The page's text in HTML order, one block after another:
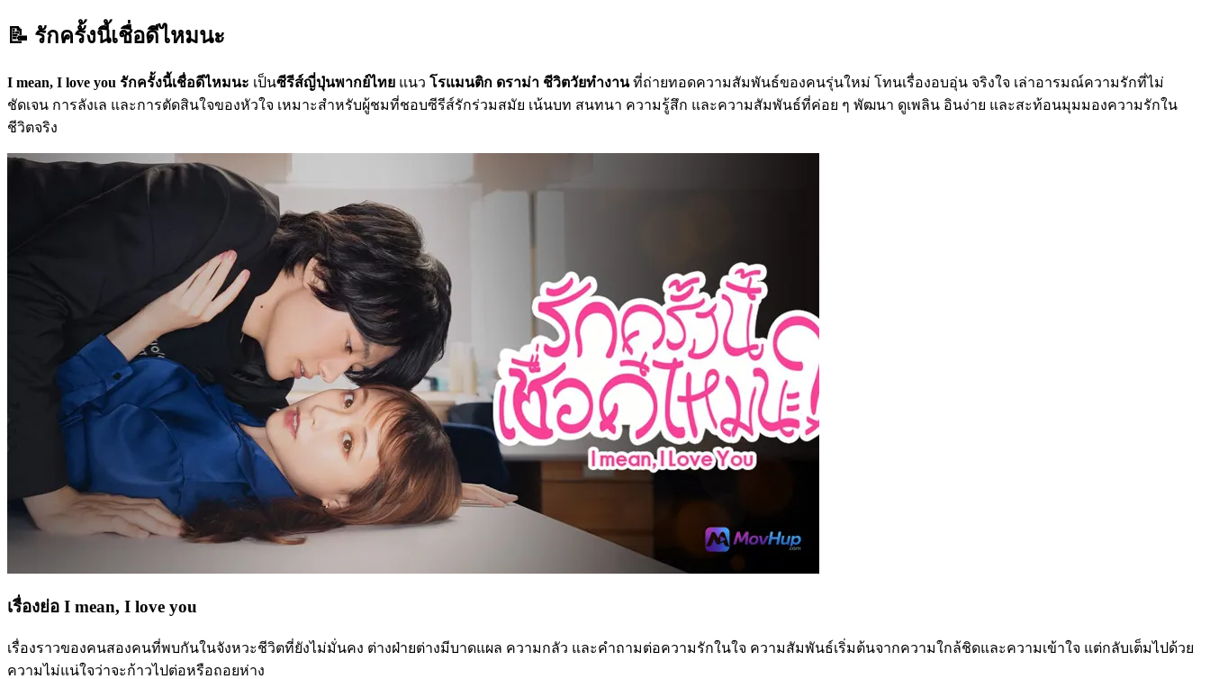
📝 รักครั้งนี้เชื่อดีไหมนะ
I mean, I love you รักครั้งนี้เชื่อดีไหมนะ เป็นซีรีส์ญี่ปุ่นพากย์ไทย แนว โรแมนติก ดราม่า ชีวิตวัยทำงานที่ถ่ายทอดความสัมพันธ์ของคนรุ่นใหม่ โทนเรื่องอบอุ่น จริงใจ เล่าอารมณ์ความรักที่ไม่
ชัดเจน การลังเล และการตัดสินใจของหัวใจ เหมาะสำหรับผู้ชมที่ชอบซีรีส์รักร่วมสมัย เน้นบท สนทนา ความรู้สึก และความสัมพันธ์ที่ค่อย ๆ พัฒนา ดูเพลิน อินง่าย และสะท้อนมุมมองความรักใน
ชีวิตจริง
เรื่องย่อ I mean, I love you
เรื่องราวของคนสองคนที่พบกันในจังหวะชีวิตที่ยังไม่มั่นคง ต่างฝ่ายต่างมีบาดแผล ความกลัว และคำถามต่อความรักในใจ ความสัมพันธ์เริ่มต้นจากความใกล้ชิดและความเข้าใจ แต่กลับเต็มไปด้วย
ความไม่แน่ใจว่าจะก้าวไปต่อหรือถอยห่าง